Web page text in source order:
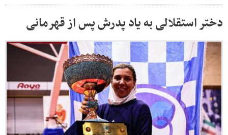
دختر استقلالی به یاد پدرش پس از قهرمانی